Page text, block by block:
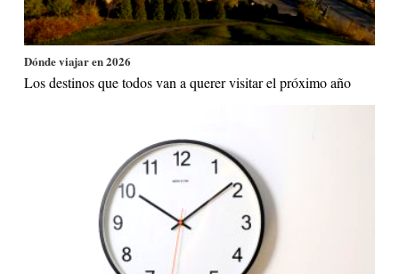
Dónde viajar en 2026
Los destinos que todos van a querer visitar el próximo año